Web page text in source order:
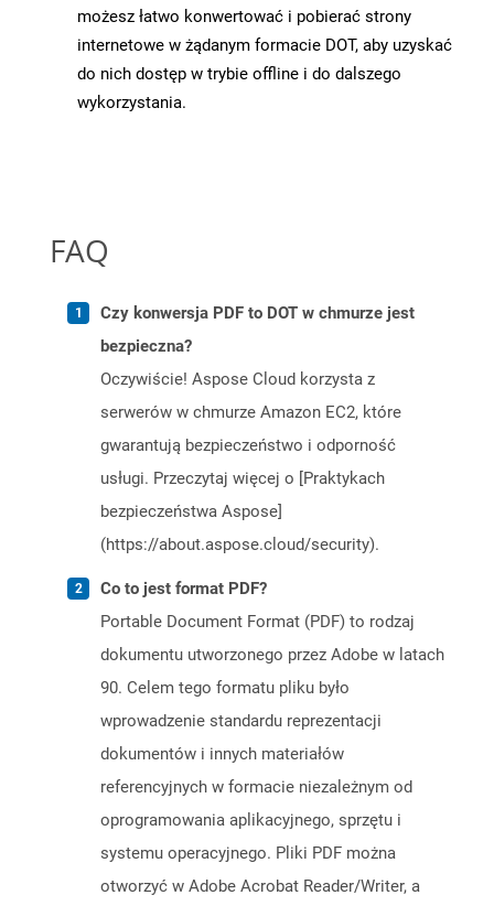
możesz łatwo konwertować i pobierać strony
internetowe w żądanym formacie DOT, aby uzyskać
do nich dostęp w trybie offline i do dalszego
wykorzystania.
FAQ
Czy konwersja PDF to DOT w chmurze jest
bezpieczna?
Oczywiście! Aspose Cloud korzysta z
serwerów w chmurze Amazon EC2, które
gwarantują bezpieczeństwo i odporność
usługi. Przeczytaj więcej o [Praktykach
bezpieczeństwa Aspose]
(https://about.aspose.cloud/security).
Co to jest format PDF?
Portable Document Format (PDF) to rodzaj
dokumentu utworzonego przez Adobe w latach
90. Celem tego formatu pliku było
wprowadzenie standardu reprezentacji
dokumentów i innych materiałów
referencyjnych w formacie niezależnym od
oprogramowania aplikacyjnego, sprzętu i
systemu operacyjnego. Pliki PDF można
otworzyć w Adobe Acrobat Reader/Writer, a